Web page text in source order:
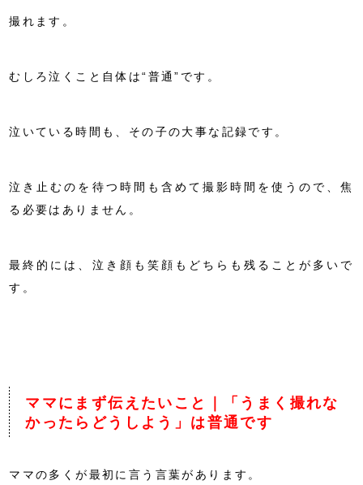
撮れます。
むしろ泣くこと自体は“普通”です。
泣いている時間も、その子の大事な記録です。
泣き止むのを待つ時間も含めて撮影時間を使うので、焦
る必要はありません。
最終的には、泣き顔も笑顔もどちらも残ることが多いで
す。
ママにまず伝えたいこと｜「うまく撮れな
かったらどうしよう」は普通です
ママの多くが最初に言う言葉があります。